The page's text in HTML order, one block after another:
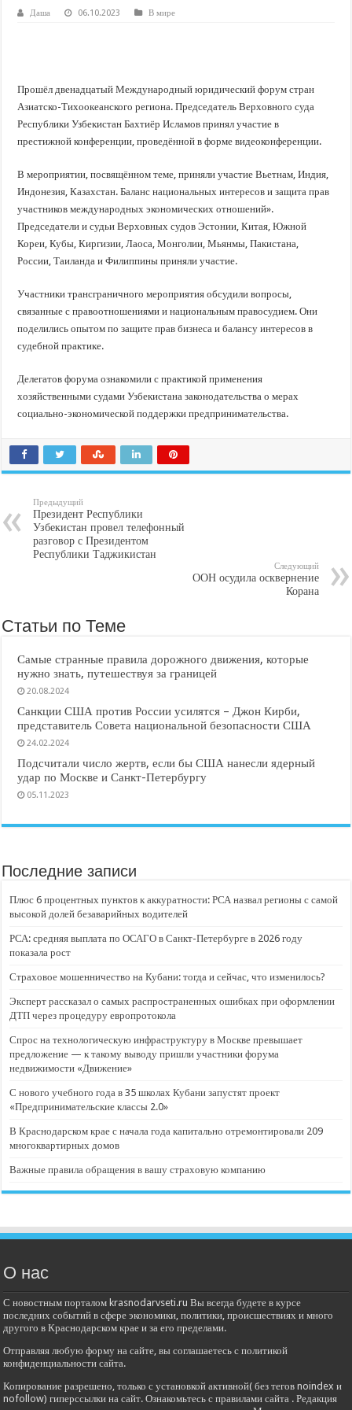
Даша 06.10.2023 В мире
Прошёл двенадцатый Международный юридический форум стран
Азиатско-Тихоокеанского региона. Председатель Верховного суда
Республики Узбекистан Бахтиёр Исламов принял участие в
престижной конференции, проведённой в форме видеоконференции.
В мероприятии, посвящённом теме, приняли участие Вьетнам, Индия,
Индонезия, Казахстан. Баланс национальных интересов и защита прав
участников международных экономических отношений».
Председатели и судьи Верховных судов Эстонии, Китая, Южной
Кореи, Кубы, Киргизии, Лаоса, Монголии, Мьянмы, Пакистана,
России, Таиланда и Филиппины приняли участие.
Участники трансграничного мероприятия обсудили вопросы,
связанные с правоотношениями и национальным правосудием. Они
поделились опытом по защите прав бизнеса и балансу интересов в
судебной практике.
Делегатов форума ознакомили с практикой применения
хозяйственными судами Узбекистана законодательства о мерах
социально-экономической поддержки предпринимательства.
Предыдущий
Президент Республики
Узбекистан провел телефонный
разговор с Президентом
Республики Таджикистан
Следующий
ООН осудила осквернение
Корана
Статьи по Теме
Самые странные правила дорожного движения, которые
нужно знать, путешествуя за границей
20.08.2024
Санкции США против России усилятся – Джон Кирби,
представитель Совета национальной безопасности США
24.02.2024
Подсчитали число жертв, если бы США нанесли ядерный
удар по Москве и Санкт-Петербургу
05.11.2023
Последние записи
Плюс 6 процентных пунктов к аккуратности: РСА назвал регионы с самой
высокой долей безаварийных водителей
РСА: средняя выплата по ОСАГО в Санкт-Петербурге в 2026 году
показала рост
Страховое мошенничество на Кубани: тогда и сейчас, что изменилось?
Эксперт рассказал о самых распространенных ошибках при оформлении
ДТП через процедуру европротокола
Спрос на технологическую инфраструктуру в Москве превышает
предложение — к такому выводу пришли участники форума
недвижимости «Движение»
С нового учебного года в 35 школах Кубани запустят проект
«Предпринимательские классы 2.0»
В Краснодарском крае с начала года капитально отремонтировали 209
многоквартирных домов
Важные правила обращения в вашу страховую компанию
О нас
С новостным порталом krasnodarvseti.ru Вы всегда будете в курсе
последних событий в сфере экономики, политики, происшествиях и много
другого в Краснодарском крае и за его пределами.
Отправляя любую форму на сайте, вы соглашаетесь с политикой
конфиденциальности сайта.
Копирование разрешено, только с установкой активной( без тегов noindex и
nofollow) гиперссылки на сайт. Ознакомьтесь с правилами сайта . Редакция